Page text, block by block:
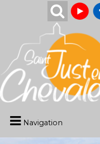
Navigation